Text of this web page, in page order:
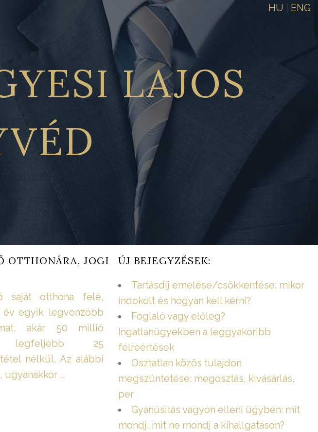
HU ENG
LAJOS
OTTHONÁRA, JOGI
saját otthona felé,
év egyik legvonzóbb
akár 50 millió
legfeljebb 25
nélkül. Az alábbi
...
ÚJ BEJEGYZÉSEK:
Tartásdíj emelése/csökkentése: mikor
indokolt és hogyan kell kérni?
Foglaló vagy előleg?
Ingatlanügyekben a leggyakoribb
félreértések
Osztatlan közös tulajdon
megszüntetése: megosztás, kivásárlás,
per
Gyanúsítás vagyon elleni ügyben: mit
mondj, mit ne mondj a kihallgatáson?